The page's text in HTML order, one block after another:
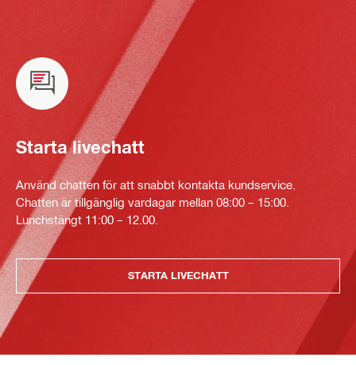
Starta livechatt
Använd chatten för att snabbt kontakta kundservice.
Chatten är tillgänglig vardagar mellan 08:00 – 15:00.
Lunchstängt 11:00 – 12.00.
STARTA LIVECHATT